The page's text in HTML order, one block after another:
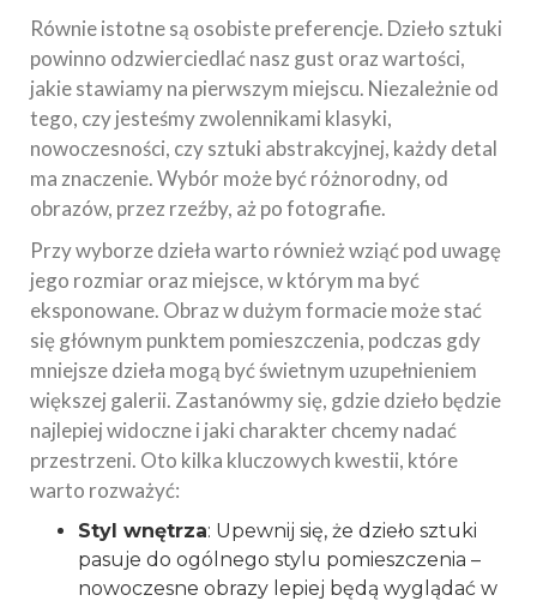
Równie istotne są osobiste preferencje. Dzieło sztuki
powinno odzwierciedlać nasz gust oraz wartości,
jakie stawiamy na pierwszym miejscu. Niezależnie od
tego, czy jesteśmy zwolennikami klasyki,
nowoczesności, czy sztuki abstrakcyjnej, każdy detal
ma znaczenie. Wybór może być różnorodny, od
obrazów, przez rzeźby, aż po fotografie.
Przy wyborze dzieła warto również wziąć pod uwagę
jego rozmiar oraz miejsce, w którym ma być
eksponowane. Obraz w dużym formacie może stać
się głównym punktem pomieszczenia, podczas gdy
mniejsze dzieła mogą być świetnym uzupełnieniem
większej galerii. Zastanówmy się, gdzie dzieło będzie
najlepiej widoczne i jaki charakter chcemy nadać
przestrzeni. Oto kilka kluczowych kwestii, które
warto rozważyć:
Styl wnętrza: Upewnij się, że dzieło sztuki
pasuje do ogólnego stylu pomieszczenia –
nowoczesne obrazy lepiej będą wyglądać w